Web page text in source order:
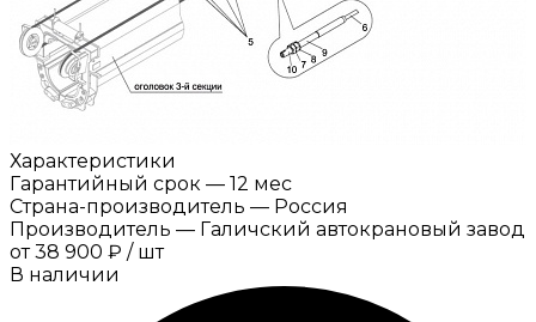
Характеристики
Гарантийный срок — 12 мес
Страна-производитель — Россия
Производитель — Галичский автокрановый завод
от 38 900 ₽ / шт
В наличии